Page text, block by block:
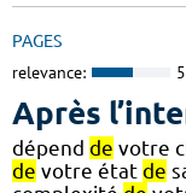
PAGES
relevance:
Après
dépend de votre
de votre état de